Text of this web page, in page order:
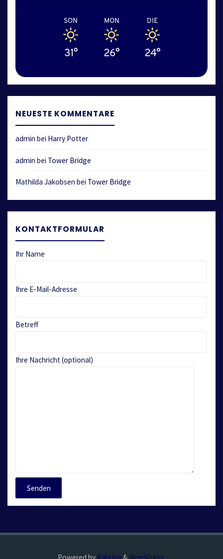
SON
31°
MON
26°
DIE
24°
NEUESTE KOMMENTARE
admin bei Harry Potter
admin bei Tower Bridge
Mathilda Jakobsen bei Tower Bridge
KONTAKTFORMULAR
Ihr Name
Ihre E-Mail-Adresse
Betreff
Ihre Nachricht (optional)
Powered by Kahuna &WordPress